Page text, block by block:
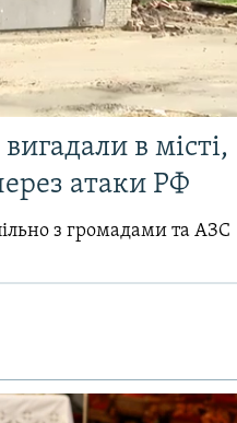
в місті,
атаки РФ
з громадами та АЗС